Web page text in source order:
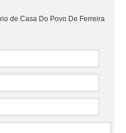
de Casa Do Povo De Ferreira